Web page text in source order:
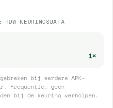
RDW-KEURINGSDATA
1×
bij eerdere APK-
Frequentie, geen
bij de keuring verholpen.